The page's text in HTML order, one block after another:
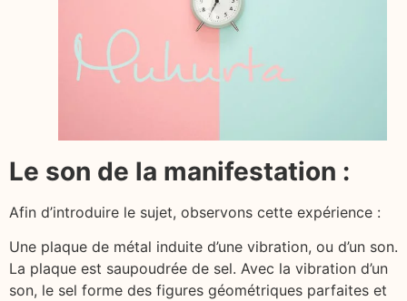
Le son de la manifestation :
Afin d’introduire le sujet, observons cette expérience :
Une plaque de métal induite d’une vibration, ou d’un son.
La plaque est saupoudrée de sel. Avec la vibration d’un
son, le sel forme des figures géométriques parfaites et